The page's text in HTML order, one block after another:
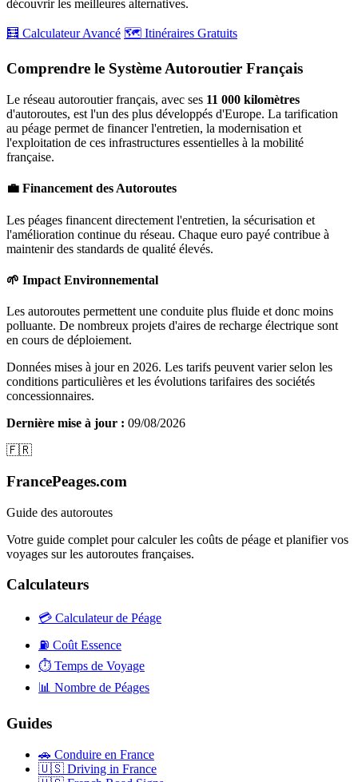
découvrir les meilleures alternatives.
🧮 Calculateur Avancé 🗺️ Itinéraires Gratuits
Comprendre le Système Autoroutier Français
Le réseau autoroutier français, avec ses 11 000 kilomètres
d'autoroutes, est l'un des plus développés d'Europe. La tarification
au péage permet de financer l'entretien, la modernisation et
l'exploitation de ces infrastructures essentielles à la mobilité
française.
💼 Financement des Autoroutes
Les péages financent directement l'entretien, la sécurisation et
l'amélioration continue du réseau. Chaque euro payé contribue à
maintenir des standards de qualité élevés.
🌱 Impact Environnemental
Les autoroutes permettent une conduite plus fluide et donc moins
polluante. De nombreux projets d'aires de recharge électrique sont
en cours de déploiement.
Données mises à jour en 2026. Les tarifs peuvent varier selon les
conditions particulières et les évolutions tarifaires des sociétés
concessionnaires.
Dernière mise à jour : 09/08/2026
🇫🇷
FrancePeages.com
Guide des autoroutes
Votre guide complet pour calculer les coûts de péage et planifier vos
voyages sur les autoroutes françaises.
Calculateurs
💳 Calculateur de Péage
⛽ Coût Essence
⏱️ Temps de Voyage
📊 Nombre de Péages
Guides
🚗 Conduire en France
🇺🇸 Driving in France